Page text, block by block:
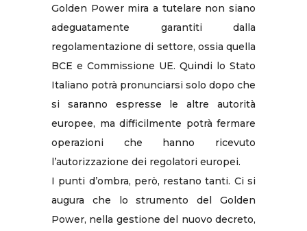
Golden Power mira a tutelare non siano
adeguatamente garantiti dalla
regolamentazione di settore, ossia quella
BCE e Commissione UE. Quindi lo Stato
Italiano potrà pronunciarsi solo dopo che
si saranno espresse le altre autorità
europee, ma difficilmente potrà fermare
operazioni che hanno ricevuto
l’autorizzazione dei regolatori europei.
I punti d’ombra, però, restano tanti. Ci si
augura che lo strumento del Golden
Power, nella gestione del nuovo decreto,